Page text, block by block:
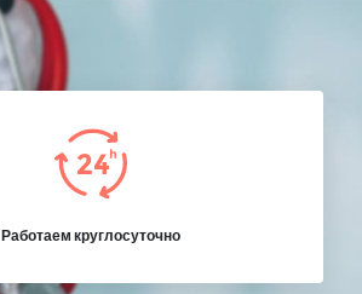
Работаем круглосуточно